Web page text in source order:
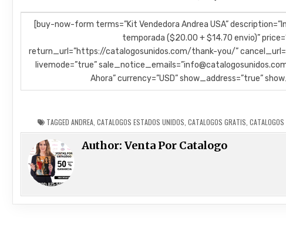
[buy-now-form terms=”Kit Vendedora Andrea USA”
temporada ($20.00 + $14.70 envio)”
return_url=”https://catalogosunidos.com/thank-you/”
livemode=”true”
Ahora” currency=”USD” show_address=”true”
TAGGEDANDREA ,CATALOGOS ESTADOS UNIDOS ,CATALOGOS GRATIS ,
Author:Venta Por Catalogo